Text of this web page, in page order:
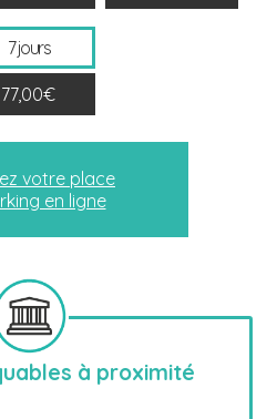
7 jours
77,00€
votre place
en ligne
à proximité